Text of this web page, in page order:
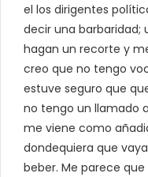
el los dirigentes
decir una barbaridad;
hagan un recorte y
creo que no tengo
estuve seguro que
no tengo un llamado
me viene como
dondequiera que
beber. Me parece